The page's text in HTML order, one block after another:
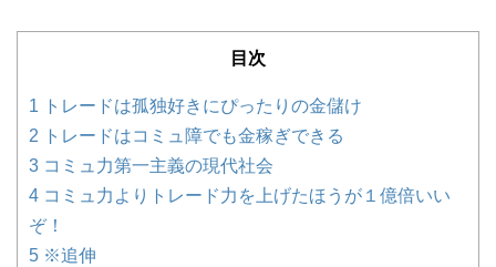
目次
1 トレードは孤独好きにぴったりの金儲け
2 トレードはコミュ障でも金稼ぎできる
3 コミュ力第一主義の現代社会
4 コミュ力よりトレード力を上げたほうが１億倍いい
ぞ！
5 ※追伸